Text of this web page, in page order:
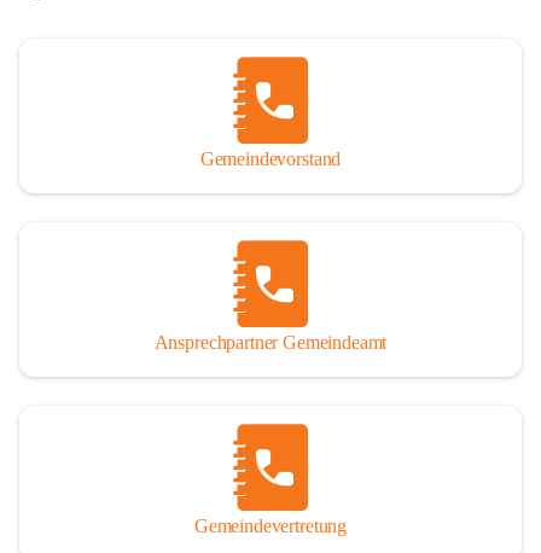
Gemeindevorstand
Ansprechpartner Gemeindeamt
Gemeindevertretung